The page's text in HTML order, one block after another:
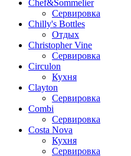
Chef&Sommelier
Сервировка
Chilly's Bottles
Отдых
Christopher Vine
Сервировка
Circulon
Кухня
Clayton
Сервировка
Combi
Сервировка
Costa Nova
Кухня
Сервировка